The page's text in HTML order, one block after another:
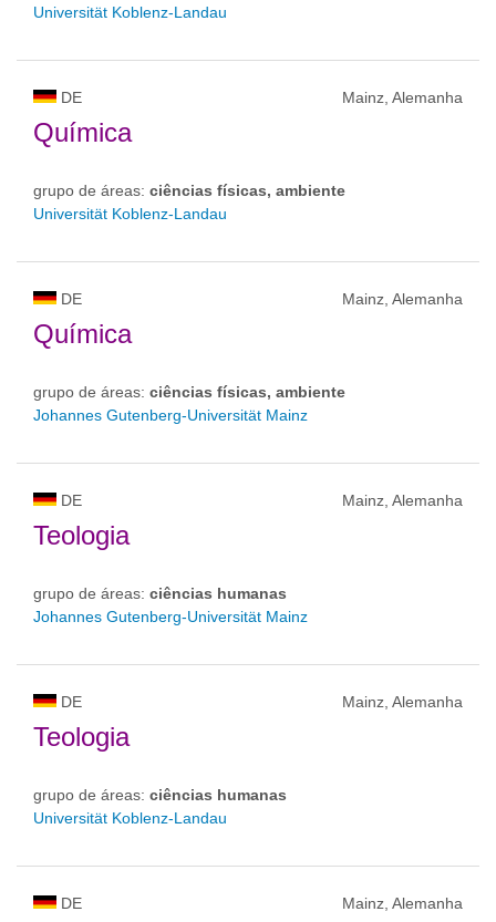
Universität Koblenz-Landau
DE Mainz, Alemanha
Química
grupo de áreas: ciências físicas, ambiente
Universität Koblenz-Landau
DE Mainz, Alemanha
Química
grupo de áreas: ciências físicas, ambiente
Johannes Gutenberg-Universität Mainz
DE Mainz, Alemanha
Teologia
grupo de áreas: ciências humanas
Johannes Gutenberg-Universität Mainz
DE Mainz, Alemanha
Teologia
grupo de áreas: ciências humanas
Universität Koblenz-Landau
DE Mainz, Alemanha